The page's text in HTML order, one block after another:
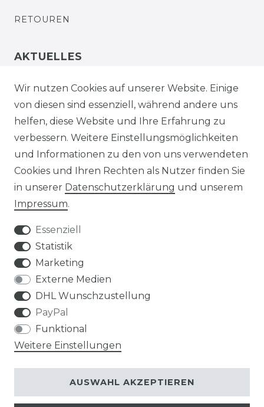
RETOUREN
AKTUELLES
STELLENANGEBOTE
NEWSLETTER
Impressum
AGB
VERTRAG WIDERRUFEN
Wir nutzen Cookies auf unserer Website. Einige
von diesen sind essenziell, während andere uns
helfen, diese Website und Ihre Erfahrung zu
verbessern. Weitere Einstellungsmöglichkeiten
und Informationen zu den von uns verwendeten
Cookies und Ihren Rechten als Nutzer finden Sie
in unserer Daten­schutz­erklärung und unserem
Impressum.
Essenziell
Statistik
Marketing
Externe Medien
DHL Wunschzustellung
PayPal
Funktional
Weitere Einstellungen
AUSWAHL AKZEPTIEREN